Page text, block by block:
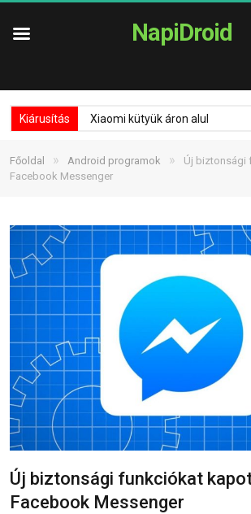
NapiDroid
Kiárusítás Xiaomi kütyük áron alul
Főoldal » Android programok »
Új biztonsági
Facebook Messenger
Új biztonsági funkciókat
Facebook Messenger